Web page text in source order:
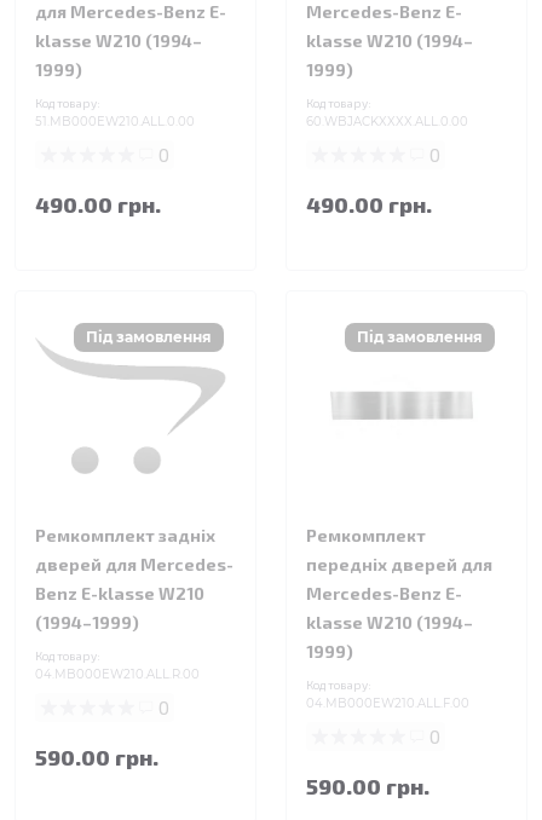
для Mercedes-Benz E-
klasse W210 (1994–
1999)
Код товару:
51.MB000EW210.ALL.0.00
0
490.00 грн.
Mercedes-Benz E-
klasse W210 (1994–
1999)
Код товару:
60.WBJACKXXXX.ALL.0.00
0
490.00 грн.
Ремкомплект задніх
дверей для Mercedes-
Benz E-klasse W210
(1994–1999)
Код товару:
04.MB000EW210.ALL.R.00
0
590.00 грн.
Ремкомплект
передніх дверей для
Mercedes-Benz E-
klasse W210 (1994–
1999)
Код товару:
04.MB000EW210.ALL.F.00
0
590.00 грн.